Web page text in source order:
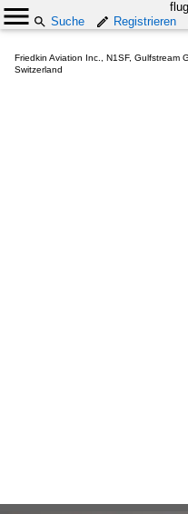
Suche
Registrieren
Friedkin Aviation Inc., N1SF, Gulfstream
Switzerland